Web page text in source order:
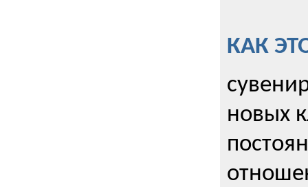
КАК
новых